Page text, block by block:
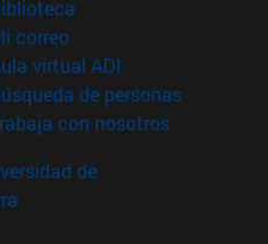
(abre en nueva
correo(abre en nueva ventana)
virtual ADI (abre en nueva
de personas(abre en
con nosotros(abre en
de